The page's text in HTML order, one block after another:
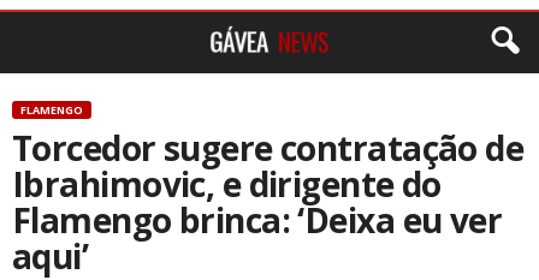
FLAMENGO
Torcedor sugere contratação de
Ibrahimovic, e dirigente do
Flamengo brinca: ‘Deixa eu ver
aqui’